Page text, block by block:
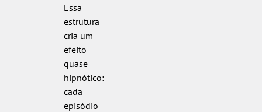
Essa
estrutura
cria um
efeito
quase
hipnótico:
cada
episódio